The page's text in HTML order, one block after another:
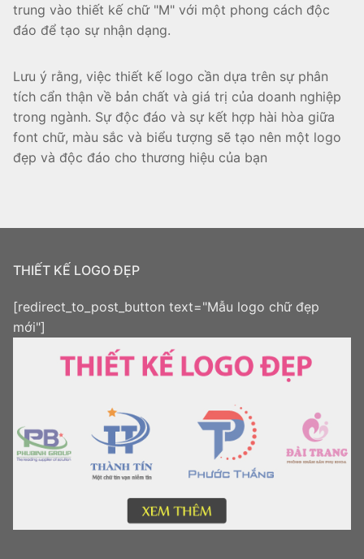
trung vào thiết kế chữ "M" với một phong cách độc
đáo để tạo sự nhận dạng.
Lưu ý rằng, việc thiết kế logo cần dựa trên sự phân
tích cẩn thận về bản chất và giá trị của doanh nghiệp
trong ngành. Sự độc đáo và sự kết hợp hài hòa giữa
font chữ, màu sắc và biểu tượng sẽ tạo nên một logo
đẹp và độc đáo cho thương hiệu của bạn
THIẾT KẾ LOGO ĐẸP
[redirect_to_post_button text="Mẫu logo chữ đẹp
mới"]